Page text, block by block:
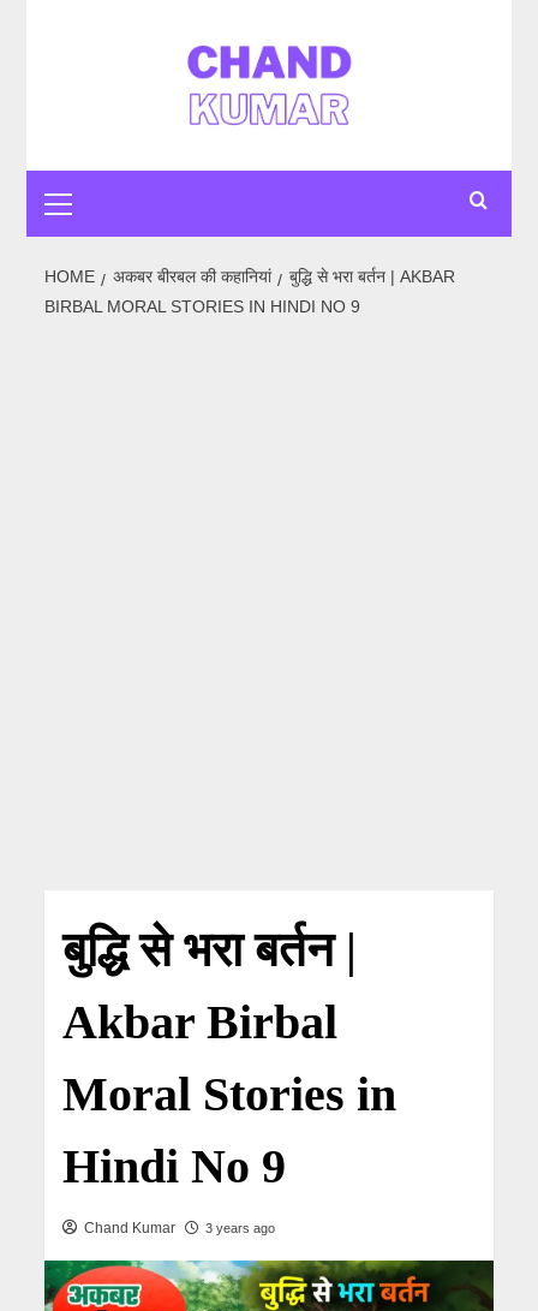
HOME अकबर बीरबल की कहानियां
बुद्धि से भरा बर्तन | AKBAR
BIRBAL MORAL STORIES IN HINDI NO 9
बुद्धि से भरा बर्तन |
Akbar Birbal
Moral Stories in
Hindi No 9
Chand Kumar 3 years ago